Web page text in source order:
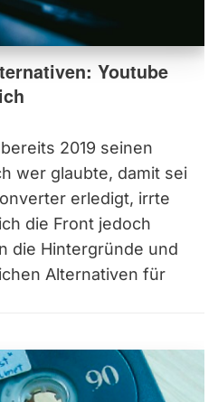
Youtube
2019 seinen
wer glaubte, damit sei
erledigt, irrte
die Front jedoch
die Hintergründe und
Alternativen für